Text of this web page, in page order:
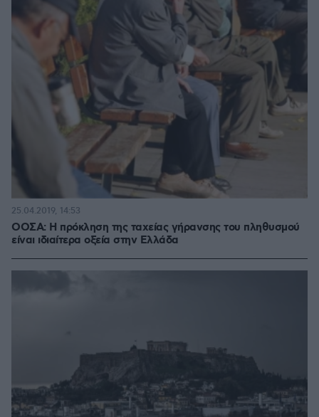
ΟΟΣΑ: Η πρόκληση της ταχείας γήρανσης του πληθυσμού
είναι ιδιαίτερα οξεία στην Ελλάδα
25.04.2019, 14:53